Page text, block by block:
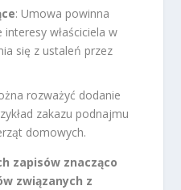
: Umowa powinna
właściciela w
się z ustaleń przez
rozważyć dodanie
zakazu podnajmu
domowych.
zapisów znacząco
związanych z